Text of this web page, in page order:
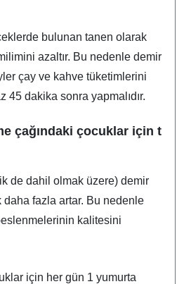
bulunan tanen olarak
azaltır. Bu nedenle demir
çay ve kahve tüketimlerini
45 dakika sonra yapmalıdır.
çağındaki çocuklar için t
de dahil olmak üzere) demir
daha fazla artar. Bu nedenle
kalitesini
için her gün 1 yumurta